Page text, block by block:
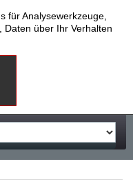
für Analysewerkzeuge,
Daten über Ihr Verhalten